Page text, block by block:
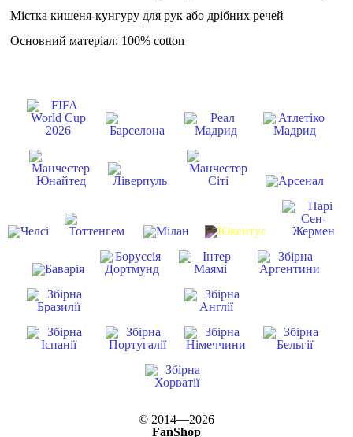
Містка кишеня-кунгуру для рук або дрібних речей
Основний матеріал: 100% cotton
© 2014—2026
FanShop